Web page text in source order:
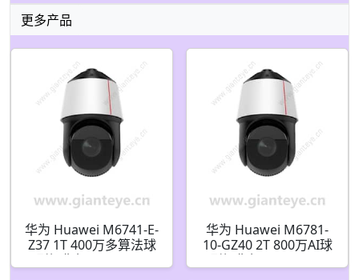
更多产品
华为 Huawei M6741-E-
Z37 1T 400万多算法球
型摄像机 02412024
华为 Huawei M6781-
10-GZ40 2T 800万AI球
型摄像机 02354DXC